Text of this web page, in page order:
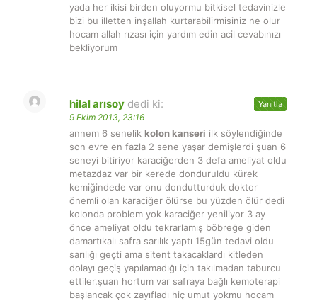
yada her ikisi birden oluyormu bitkisel tedavinizle
bizi bu illetten inşallah kurtarabilirmisiniz ne olur
hocam allah rızası için yardım edin acil cevabınızı
bekliyorum
hilal arısoy dedi ki:
9 Ekim 2013, 23:16
annem 6 senelik kolon kanseri ilk söylendiğinde
son evre en fazla 2 sene yaşar demişlerdi şuan 6
seneyi bitiriyor karaciğerden 3 defa ameliyat oldu
metazdaz var bir kerede donduruldu kürek
kemiğindede var onu dondutturduk doktor
önemli olan karaciğer ölürse bu yüzden ölür dedi
kolonda problem yok karaciğer yeniliyor 3 ay
önce ameliyat oldu tekrarlamış böbreğe giden
damartıkalı safra sarılık yaptı 15gün tedavi oldu
sarılığı geçti ama sitent takacaklardı kitleden
dolayı geçiş yapılamadığı için takılmadan taburcu
ettiler.şuan hortum var safraya bağlı kemoterapi
başlancak çok zayıfladı hiç umut yokmu hocam
Yanıtla